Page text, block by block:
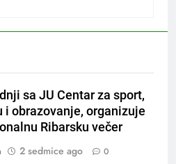
sa JU Centar za sport,
i obrazovanje, organizuje
Ribarsku večer
2 sedmice ago 0